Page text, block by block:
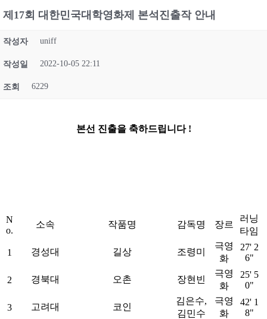
제17회 대한민국대학영화제 본석진출작 안내
작성자 uniff
작성일 2022-10-05 22:11
조회 6229
본선 진출을 축하드립니다 !
N
o.
소속 작품명 감독명 장르
러닝
타임
1 경성대 길상 조령미
극영
화
27' 2
6"
2 경북대 오촌 장현빈
극영
화
25' 5
0"
3 고려대 코인
김은수,
김민수
극영
화
42' 1
8"